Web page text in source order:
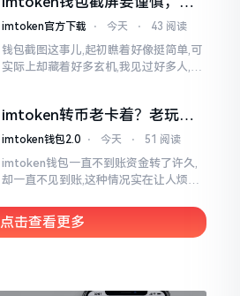
把隐私当儿戏
imtoken官方下载 ⋅ 今天 ⋅ 43 阅读
钱包截图这事儿,起初瞧着好像挺简单,可
实际上却藏着好多玄机,我见过好多人,总
得
imtoken转币老卡着？老玩家
教你几招搞定
imtoken钱包2.0 ⋅ 今天 ⋅ 51 阅读
imtoken钱包一直不到账资金转了许久,
却一直不见到账,这种情况实在让人烦躁,
遇到过类似困扰,那时内心焦急,像被困在
热锅上的蚂蚁,慌乱无措。
点击查看更多